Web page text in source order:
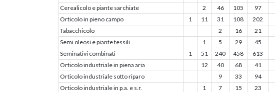
Cerealicolo e piante sarchiate
2 46 105 97
Orticolo in pieno campo
1 11 31 108 202
Tabacchicolo
2 16 21
Semi oleosi e piante tessili
1 5 29 45
Seminativi combinati
1 51 240 458 613
Orticolo industriale in piena aria
12 40 68 41
Orticolo industriale sotto riparo
9 33 94
Orticolo industriale in p.a. e s.r.
1 7 15 23